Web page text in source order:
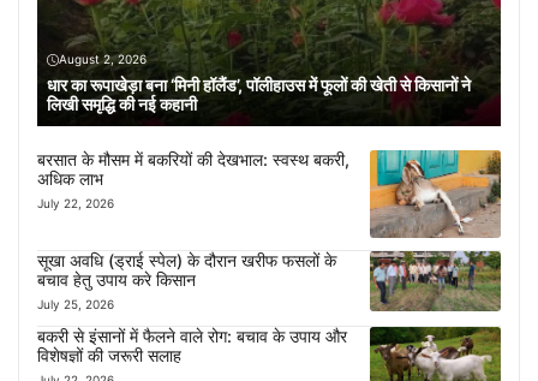
August 2, 2026
धार का रूपाखेड़ा बना ‘मिनी हॉलैंड’, पॉलीहाउस में फूलों की खेती से किसानों ने
लिखी समृद्धि की नई कहानी
बरसात के मौसम में बकरियों की देखभाल: स्वस्थ बकरी,
अधिक लाभ
July 22, 2026
सूखा अवधि (ड्राई स्पेल) के दौरान खरीफ फसलों के
बचाव हेतु उपाय करे किसान
July 25, 2026
बकरी से इंसानों में फैलने वाले रोग: बचाव के उपाय और
विशेषज्ञों की जरूरी सलाह